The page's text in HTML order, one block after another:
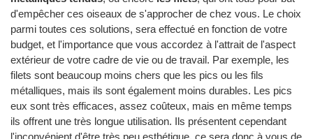
d'empêcher ces oiseaux de s'approcher de chez vous. Le choix
parmi toutes ces solutions, sera effectué en fonction de votre
budget, et l'importance que vous accordez à l'attrait de l'aspect
extérieur de votre cadre de vie ou de travail. Par exemple, les
filets sont beaucoup moins chers que les pics ou les fils
métalliques, mais ils sont également moins durables. Les pics
eux sont très efficaces, assez coûteux, mais en même temps
ils offrent une très longue utilisation. Ils présentent cependant